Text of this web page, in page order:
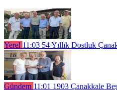
Yerel 11:03 54 Yıllık Dostluk
Gündem 11:01 1903 Çanakkale